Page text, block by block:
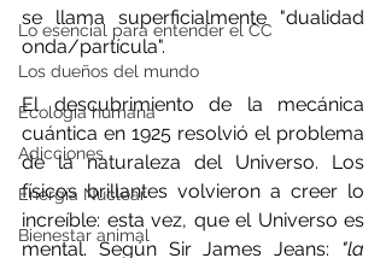
Lo esencial para entender el CC
Los dueños del mundo
Ecología humana
Adicciones
Energía Nuclear
Bienestar animal
se llama superficialmente "dualidad
onda/partícula".
El descubrimiento de la mecánica
cuántica en 1925 resolvió el problema
de la naturaleza del Universo. Los
físicos brillantes volvieron a creer lo
increíble: esta vez, que el Universo es
mental. Según Sir James Jeans:
"la